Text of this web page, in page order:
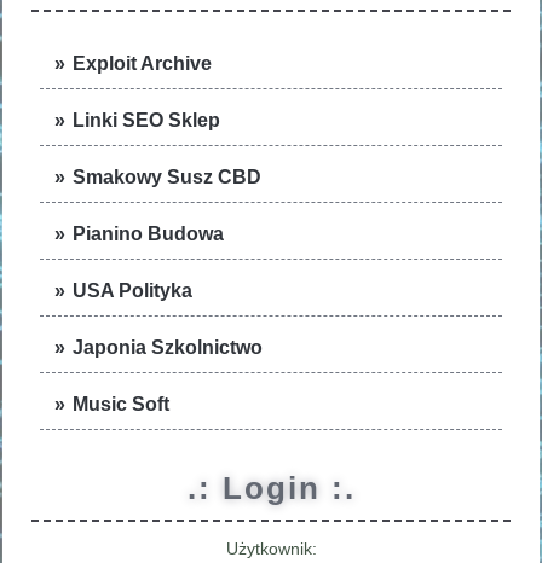
Exploit Archive
Linki SEO Sklep
Smakowy Susz CBD
Pianino Budowa
USA Polityka
Japonia Szkolnictwo
Music Soft
.: Login :.
Użytkownik: